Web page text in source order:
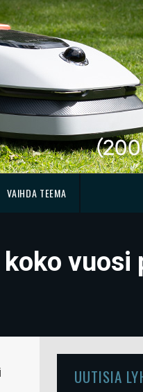
VAIHDA TEEMA
vuosi
UUTISIA